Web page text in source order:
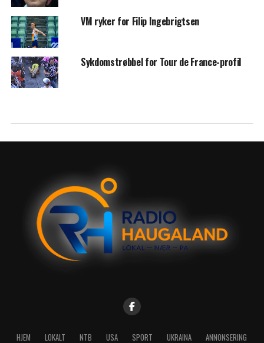
VM ryker for Filip Ingebrigtsen
Sykdomstrøbbel for Tour de France-profil
HJEM LOKALT NTB USA SPORT UKRAINA ANNONSERING